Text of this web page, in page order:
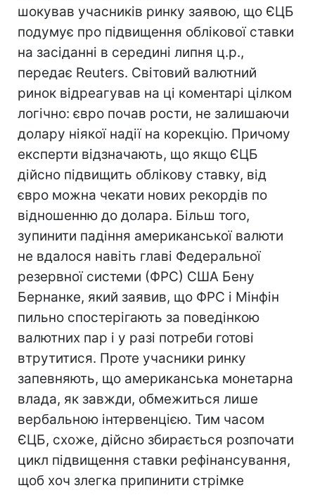
шокував учасників ринку заявою, що ЄЦБ
подумує про підвищення облікової ставки
на засіданні в середині липня ц.р.,
передає Reuters. Світовий валютний
ринок відреагував на ці коментарі цілком
логічно: євро почав рости, не залишаючи
долару ніякої надії на корекцію. Причому
експерти відзначають, що якщо ЄЦБ
дійсно підвищить облікову ставку, від
євро можна чекати нових рекордів по
відношенню до долара. Більш того,
зупинити падіння американської валюти
не вдалося навіть главі Федеральної
резервної системи (ФРС) США Бену
Бернанке, який заявив, що ФРС і Мінфін
пильно спостерігають за поведінкою
валютних пар і у разі потреби готові
втрутитися. Проте учасники ринку
запевняють, що американська монетарна
влада, як завжди, обмежиться лише
вербальною інтервенцією. Тим часом
ЄЦБ, схоже, дійсно збирається розпочати
цикл підвищення ставки рефінансування,
щоб хоч злегка припинити стрімке